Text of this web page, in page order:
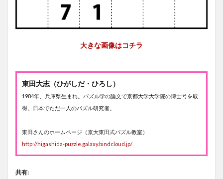
大きな画像はコチラ
東田大志（ひがしだ・ひろし）
1984年、兵庫県生まれ。パズル学の論文で京都大学大学院の博士号を取
得。日本でただ一人のパズル研究者。
東田さんのホームページ（京大東田式パズル教室）
http://higashida-puzzle.galaxy.bindcloud.jp/
共有: